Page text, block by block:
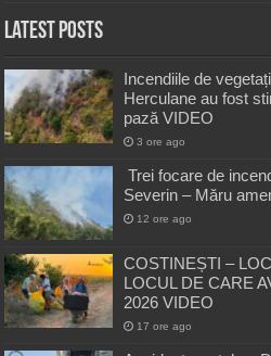
Latest Posts
Incendiile de
Herculane au fost
pază VIDEO
3 ore ago
Trei focare de
Severin – Măru
12 ore ago
COSTINEȘTI –
LOCUL DE CARE
2026 VIDEO
17 ore ago